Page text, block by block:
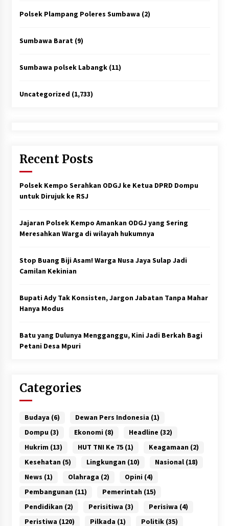
Polsek Plampang Poleres Sumbawa (2)
Sumbawa Barat(9)
Sumbawa polsek Labangk(11)
Uncategorized (1,733)
Recent Posts
Polsek Kempo Serahkan ODGJ ke Ketua DPRD Dompu
untuk Dirujuk ke RSJ
Jajaran Polsek Kempo Amankan ODGJ yang Sering
Meresahkan Warga di wilayah hukumnya
Stop Buang Biji Asam! Warga Nusa Jaya Sulap Jadi
Camilan Kekinian
Bupati Ady Tak Konsisten, Jargon Jabatan Tanpa Mahar
Hanya Modus
Batu yang Dulunya Mengganggu, Kini Jadi Berkah Bagi
Petani Desa Mpuri
Categories
Budaya (6) Dewan Pers Indonesia (1)
Dompu (3) Ekonomi (8) Headline (32)
Hukrim (13) HUT TNI Ke 75(1) Keagamaan (2)
Kesehatan (5) Lingkungan (10) Nasional(18)
News (1) Olahraga (2) Opini (4)
Pembangunan (11) Pemerintah (15)
Pendidikan (2) Perisitiwa (3) Perisiwa (4)
Peristiwa (120) Pilkada (1) Politik(35)